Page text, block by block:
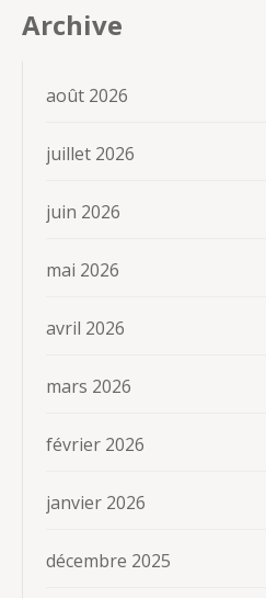
Archive
août 2026
juillet 2026
juin 2026
mai 2026
avril 2026
mars 2026
février 2026
janvier 2026
décembre 2025